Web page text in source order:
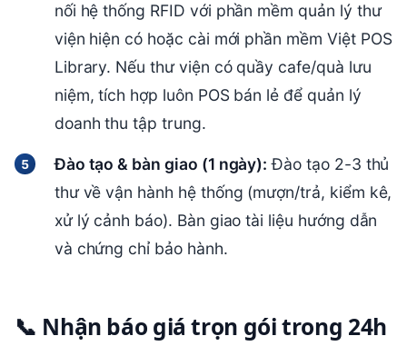
nối hệ thống RFID với phần mềm quản lý thư
viện hiện có hoặc cài mới phần mềm Việt POS
Library. Nếu thư viện có quầy cafe/quà lưu
niệm, tích hợp luôn POS bán lẻ để quản lý
doanh thu tập trung.
Đào tạo & bàn giao (1 ngày): Đào tạo 2-3 thủ
thư về vận hành hệ thống (mượn/trả, kiểm kê,
xử lý cảnh báo). Bàn giao tài liệu hướng dẫn
và chứng chỉ bảo hành.
📞 Nhận báo giá trọn gói trong 24h